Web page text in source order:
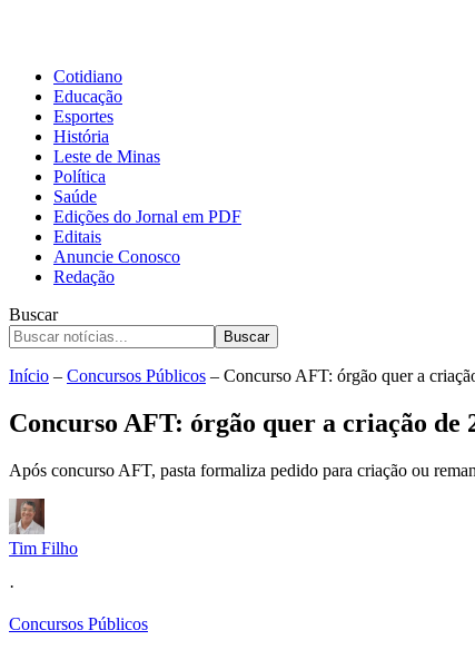
Cotidiano
Educação
Esportes
História
Leste de Minas
Política
Saúde
Edições do Jornal em PDF
Editais
Anuncie Conosco
Redação
Buscar
Buscar
Início – Concursos Públicos – Concurso AFT: órgão quer a
Concurso AFT: órgão quer a criação de
Após concurso AFT, pasta formaliza pedido para criação ou
Tim Filho
·
Concursos Públicos